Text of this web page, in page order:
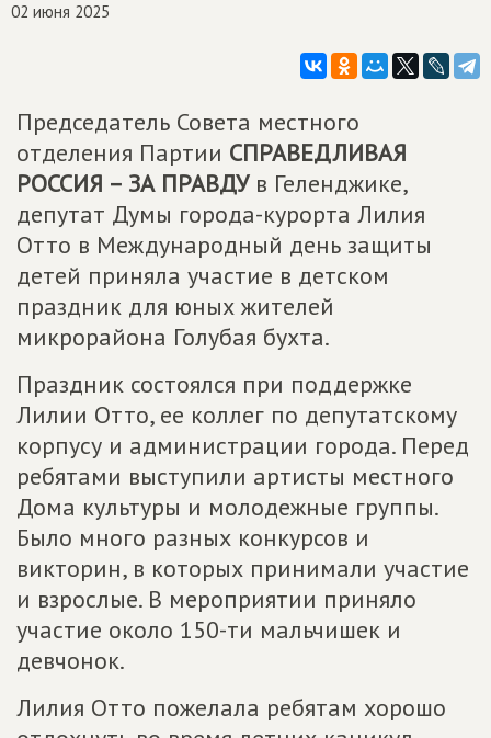
02 июня 2025
Председатель Совета местного
отделения Партии СПРАВЕДЛИВАЯ
РОССИЯ – ЗА ПРАВДУв Геленджике,
депутат Думы города-курорта Лилия
Отто в Международный день защиты
детей приняла участие в детском
праздник для юных жителей
микрорайона Голубая бухта.
Праздник состоялся при поддержке
Лилии Отто, ее коллег по депутатскому
корпусу и администрации города. Перед
ребятами выступили артисты местного
Дома культуры и молодежные группы.
Было много разных конкурсов и
викторин, в которых принимали участие
и взрослые. В мероприятии приняло
участие около 150-ти мальчишек и
девчонок.
Лилия Отто пожелала ребятам хорошо